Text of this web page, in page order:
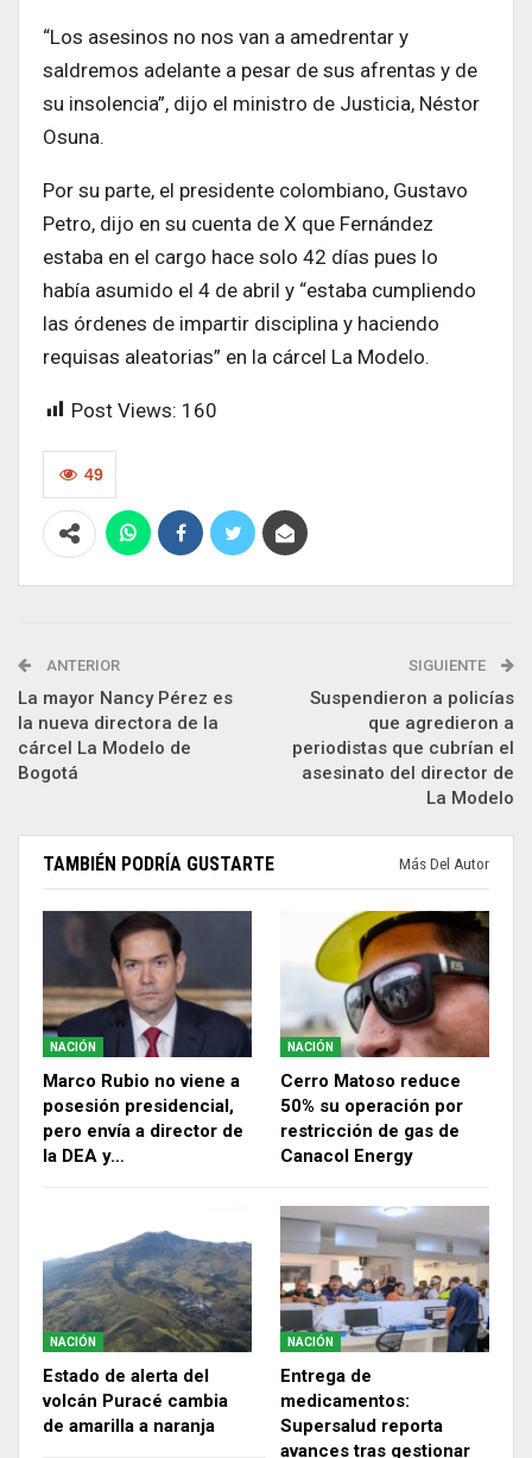
“Los asesinos no nos van a amedrentar y
saldremos adelante a pesar de sus afrentas y de
su insolencia”, dijo el ministro de Justicia, Néstor
Osuna.
Por su parte, el presidente colombiano, Gustavo
Petro, dijo en su cuenta de X que Fernández
estaba en el cargo hace solo 42 días pues lo
había asumido el 4 de abril y “estaba cumpliendo
las órdenes de impartir disciplina y haciendo
requisas aleatorias” en la cárcel La Modelo.
Post Views: 160
49
ANTERIOR
La mayor Nancy Pérez es
la nueva directora de la
cárcel La Modelo de
Bogotá
SIGUIENTE
Suspendieron a policías
que agredieron a
periodistas que cubrían el
asesinato del director de
La Modelo
TAMBIÉN PODRÍA GUSTARTE Más Del Autor
NACIÓN
Marco Rubio no viene a
posesión presidencial,
pero envía a director de
la DEA y…
NACIÓN
Cerro Matoso reduce
50% su operación por
restricción de gas de
Canacol Energy
NACIÓN
Estado de alerta del
volcán Puracé cambia
de amarilla a naranja
NACIÓN
Entrega de
medicamentos:
Supersalud reporta
avances tras gestionar